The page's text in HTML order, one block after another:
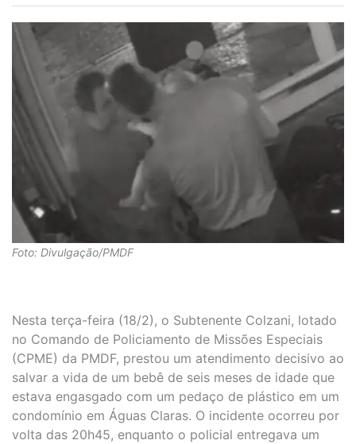
Foto: Divulgação/PMDF
Nesta terça-feira (18/2), o Subtenente Colzani, lotado
no Comando de Policiamento de Missões Especiais
(CPME) da PMDF, prestou um atendimento decisivo ao
salvar a vida de um bebê de seis meses de idade que
estava engasgado com um pedaço de plástico em um
condomínio em Águas Claras. O incidente ocorreu por
volta das 20h45, enquanto o policial entregava um